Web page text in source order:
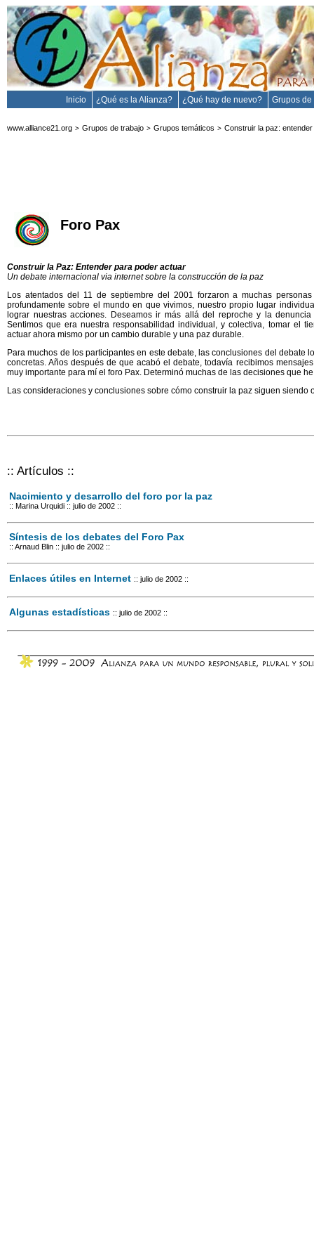
Inicio ¿Qué es la Alianza? ¿Qué hay de nuevo? Grupos
www.alliance21.org > Grupos de trabajo > Grupos temáticos > Construir la paz:
Foro Pax
Construir la Paz: Entender para poder actuar
Un debate internacional via internet sobre la construcción de la paz
Los atentados del 11 de septiembre del 2001 forzaron a muchas
profundamente sobre el mundo en que vivimos, nuestro propio lugar
lograr nuestras acciones. Deseamos ir más allá del reproche y la
Sentimos que era nuestra responsabilidad individual, y colectiva, tomar el
actuar ahora mismo por un cambio durable y una paz durable.
Para muchos de los participantes en este debate, las conclusiones del debate
concretas. Años después de que acabó el debate, todavía recibimos
muy importante para mí el foro Pax. Determinó muchas de las decisiones que
Las consideraciones y conclusiones sobre cómo construir la paz siguen siendo
:: Artículos ::
Nacimiento y desarrollo del foro por la paz
:: Marina Urquidi :: julio de 2002 ::
Síntesis de los debates del Foro Pax
:: Arnaud Blin :: julio de 2002 ::
Enlaces útiles en Internet :: julio de 2002 ::
Algunas estadísticas :: julio de 2002 ::